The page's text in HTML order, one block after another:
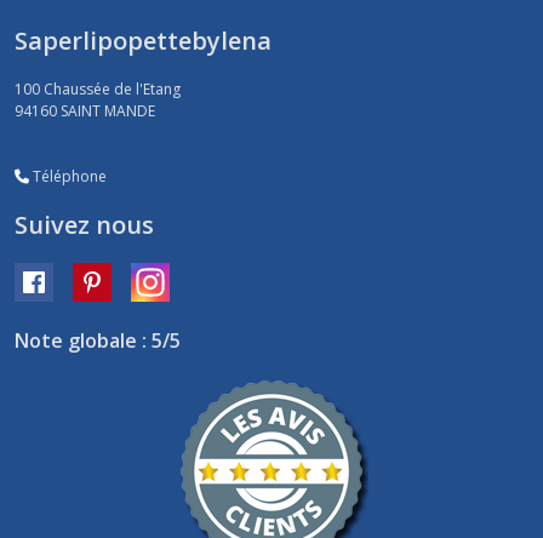
Saperlipopettebylena
100 Chaussée de l'Etang
94160 SAINT MANDE
Téléphone
Suivez nous
Note globale : 5/5